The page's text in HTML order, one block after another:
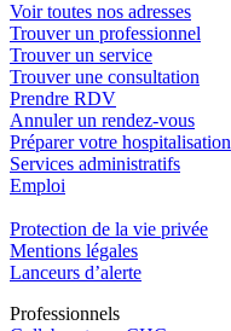
Voir toutes nos adresses
Trouver un professionnel
Trouver un service
Trouver une consultation
Prendre RDV
Annuler un rendez-vous
Préparer votre hospitalisation
Services administratifs
Emploi​
Protection de la vie privée
Mentions légales
Lanceurs d’alerte
Professionnels